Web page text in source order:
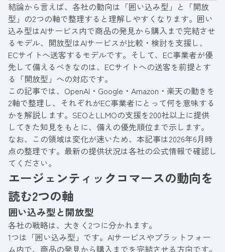
ACP・UCPなどの共通規格、主要プレイヤー
の戦略、そしてEC事業者が今から取り組むべ
きLLMO対策までを網羅的に解説します。
結論から言えば、各社の動向は「囲い込み型」と「開放
型」の2つの軸で整理すると理解しやすくなります。囲い
込み型はAIサービス内で商品の発見から購入まで完結させ
るモデル、開放型はAIサービスが比較・検討を支援し、
ECサイトへ送客するモデルです。そして、EC事業者が優
先して備えるべきなのは、ECサイトへの送客を前提とす
る「開放型」への対応です。
この記事では、OpenAI・Google・Amazon・楽天の動きを
2軸で整理し、それぞれがEC事業者にとって何を意味する
かを解説します。SEOとLLMOの支援を200社以上に提供
してきた知見をもとに、備えの優先順位まで示します。
なお、この領域は変化が速いため、本記事は2026年6月時
点の整理です。最新の提供状況は各社の公式情報で確認し
てください。
エージェンティックコマースの動向を
読む2つの軸
囲い込み型と開放型
各社の戦略は、大きく2つに分かれます。
1つは「囲い込み型」です。AIサービスやプラットフォー
ム内で、商品の発見から購入までを完結させる方向です。